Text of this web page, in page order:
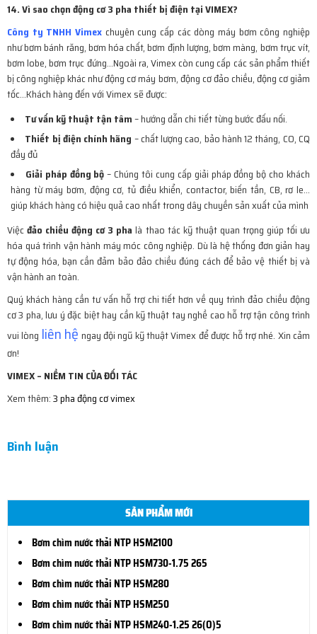
14. Vì sao chọn động cơ 3 pha thiết bị điện tại VIMEX?
Công ty TNHH Vimex chuyên cung cấp các dòng máy bơm công nghiệp
như bơm bánh răng, bơm hóa chất, bơm định lượng, bơm màng, bơm trục vít,
bơm lobe, bơm trục đứng…Ngoài ra, Vimex còn cung cấp các sản phẩm thiết
bị công nghiệp khác như động cơ máy bơm, động cơ đảo chiều, động cơ giảm
tốc…Khách hàng đến với Vimex sẽ được:
Tư vấn kỹ thuật tận tâm– hướng dẫn chi tiết từng bước đấu nối.
Thiết bị điện chính hãng – chất lượng cao, bảo hành 12 tháng, CO, CQ
đầy đủ
Giải pháp đồng bộ– Chúng tôi cung cấp giải pháp đồng bộ cho khách
hàng từ máy bơm, động cơ, tủ điều khiển, contactor, biến tần, CB, rơ le…
giúp khách hàng có hiệu quả cao nhất trong dây chuyền sản xuất của mình
Việcđảo chiều động cơ 3 pha là thao tác kỹ thuật quan trọng giúp tối ưu
hóa quá trình vận hành máy móc công nghiệp. Dù là hệ thống đơn giản hay
tự động hóa, bạn cần đảm bảo đảo chiều đúng cách để bảo vệ thiết bị và
vận hành an toàn.
Quý khách hàng cần tư vấn hỗ trợ chi tiết hơn về quy trình đảo chiều động
cơ 3 pha, lưu ý đặc biệt hay cần kỹ thuật tay nghề cao hỗ trợ tận công trình
vui lòng liên hệ ngay đội ngũ kỹ thuật Vimex để được hỗ trợ nhé. Xin cảm
ơn!
VIMEX – NIỀM TIN CỦA ĐỐI TÁC
Xem thêm:3 phađộng cơvimex
Bình luận
SẢN PHẨM MỚI
Bơm chìm nước thải NTP HSM2100
Bơm chìm nước thải NTP HSM730-1.75 265
Bơm chìm nước thải NTP HSM280
Bơm chìm nước thải NTP HSM250
Bơm chìm nước thải NTP HSM240-1.25 26(O)5